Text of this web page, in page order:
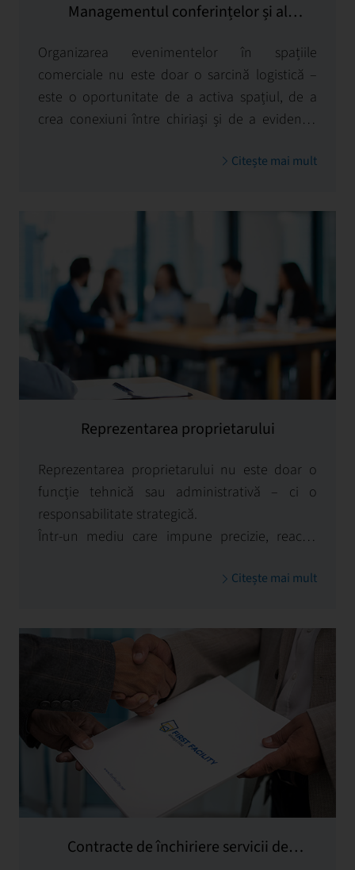
Managementul conferințelor și al
Organizarea evenimentelor în spațiile
comerciale nu este doar o sarcină logistică –
este o oportunitate de a activa spațiul, de a
crea conexiuni între chiriași și de a evidenția
La First Facility, privim evenimentele ca pe un
creșterea valorii proprietății, îmbunătățirea
satisfacției chiriașilor și consolidarea relației cu
Citește mai mult
Reprezentarea proprietarului
Reprezentarea proprietarului nu este doar o
funcție tehnică sau administrativă – ci o
responsabilitate strategică.
Într-un mediu care impune precizie, reacție
acționează ca un partener de încredere
reprezentant cu capacitate deplină – juridică,
financiară și operațională.
Citește mai mult
Contracte de închiriere servicii de